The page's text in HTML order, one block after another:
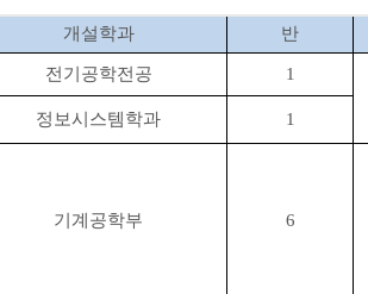
개설학과 반
전기공학전공 1
정보시스템학과 1
기계공학부 6